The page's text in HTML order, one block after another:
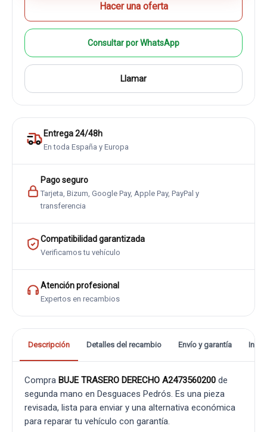
Hacer una oferta
Consultar por WhatsApp
Llamar
Entrega 24/48h
En toda España y Europa
Pago seguro
Tarjeta, Bizum, Google Pay, Apple Pay, PayPal y
transferencia
Compatibilidad garantizada
Verificamos tu vehículo
Atención profesional
Expertos en recambios
Descripción Detalles del recambio Envío y garantía
Compra BUJE TRASERO DERECHO A2473560200 de
segunda mano en Desguaces Pedrós. Es una pieza
revisada, lista para enviar y una alternativa económica
para reparar tu vehículo con garantía.